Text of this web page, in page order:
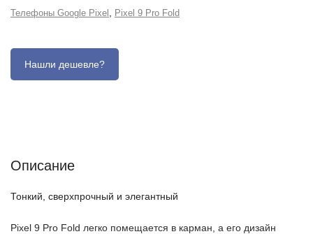
Телефоны Google Pixel Pixel 9 Pro Fold
Описание
Тонкий, сверхпрочный и элегантный
Pixel 9 Pro Fold легко помещается в карман, а его дизайн